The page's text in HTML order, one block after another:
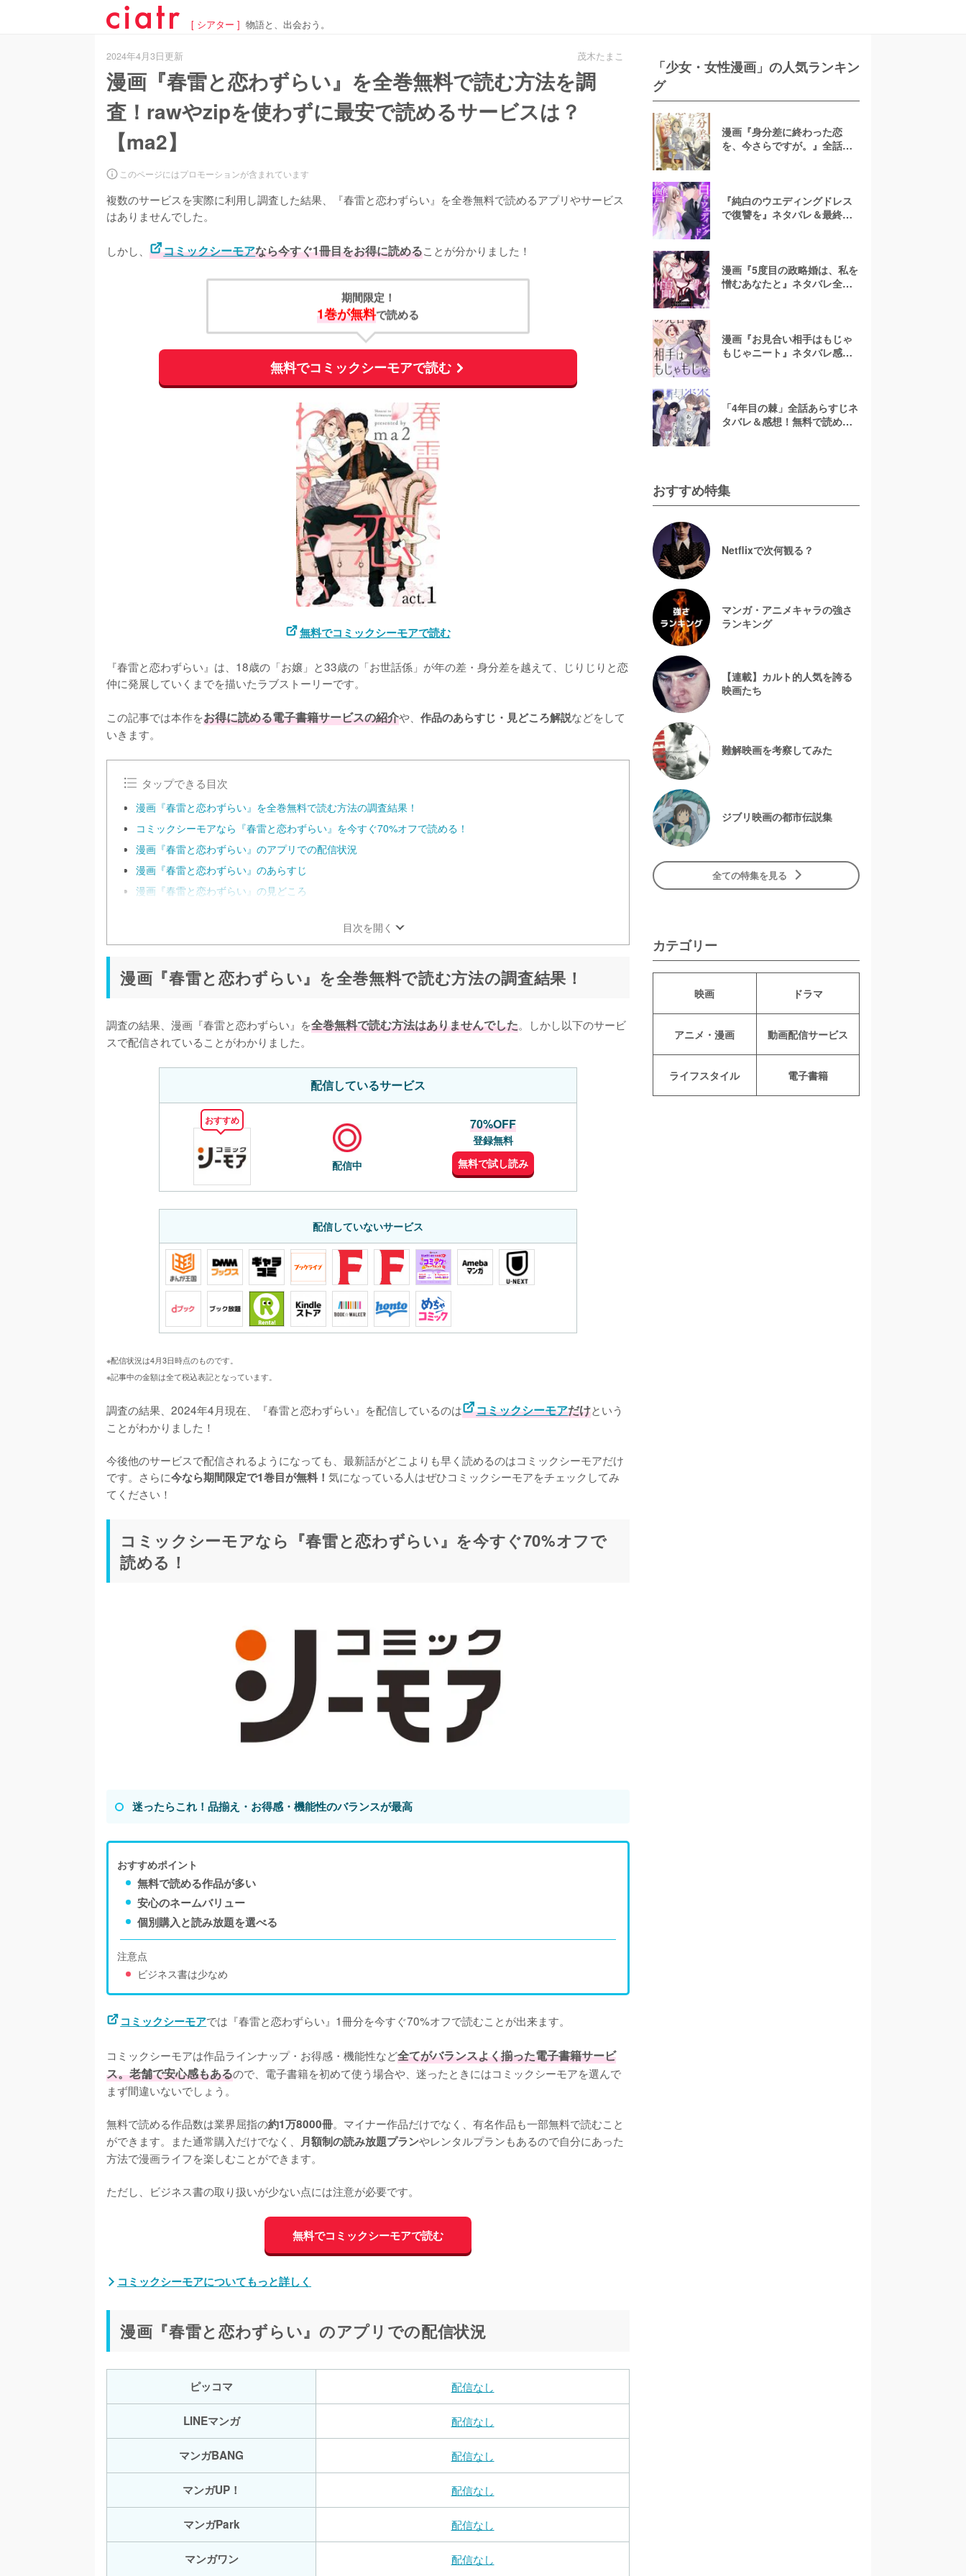
[ シアター ] 物語と、出会おう。
2024年4月3日更新 茂木たまこ
漫画『春雷と恋わずらい』を全巻無料で読む方法を調
査！rawやzipを使わずに最安で読めるサービスは？
【ma2】
このページにはプロモーションが含まれています
複数のサービスを実際に利用し調査した結果、『春雷と恋わずらい』を全巻無料で読めるアプリやサービス
はありませんでした。
しかし、 コミックシーモアなら今すぐ1冊目をお得に読めることが分かりました！
期間限定！
1巻が無料で読める
無料でコミックシーモアで読む
無料でコミックシーモアで読む
『春雷と恋わずらい』は、18歳の「お嬢」と33歳の「お世話係」が年の差・身分差を越えて、じりじりと恋
仲に発展していくまでを描いたラブストーリーです。
この記事では本作をお得に読める電子書籍サービスの紹介や、 作品のあらすじ・見どころ解説などをして
いきます。
タップできる目次
漫画『春雷と恋わずらい』を全巻無料で読む方法の調査結果！
コミックシーモアなら『春雷と恋わずらい』を今すぐ70%オフで読める！
漫画『春雷と恋わずらい』のアプリでの配信状況
漫画『春雷と恋わずらい』のあらすじ
漫画『春雷と恋わずらい』の見どころ
目次を開く
漫画『春雷と恋わずらい』を全巻無料で読む方法の調査結果！
調査の結果、漫画『春雷と恋わずらい』を全巻無料で読む方法はありませんでした。しかし以下のサービ
スで配信されていることがわかりました。
配信しているサービス
おすすめ
配信中
70%OFF
登録無料
無料で試し読み
配信していないサービス
※配信状況は4月3日時点のものです。
※記事中の金額は全て税込表記となっています。
調査の結果、2024年4月現在、『春雷と恋わずらい』を配信しているのは コミックシーモアだけという
ことがわかりました！
今後他のサービスで配信されるようになっても、最新話がどこよりも早く読めるのはコミックシーモアだけ
です。さらに今なら期間限定で1巻目が無料！ 気になっている人はぜひコミックシーモアをチェックしてみ
てください！
コミックシーモアなら『春雷と恋わずらい』を今すぐ70%オフで
読める！
迷ったらこれ！品揃え・お得感・機能性のバランスが最高
おすすめポイント
無料で読める作品が多い
安心のネームバリュー
個別購入と読み放題を選べる
注意点
ビジネス書は少なめ
コミックシーモアでは『春雷と恋わずらい』1冊分を今すぐ70%オフで読むことが出来ます。
コミックシーモアは作品ラインナップ・お得感・機能性など全てがバランスよく揃った電子書籍サービ
ス。老舗で安心感もあるので、電子書籍を初めて使う場合や、迷ったときにはコミックシーモアを選んで
まず間違いないでしょう。
無料で読める作品数は業界屈指の約1万8000冊。マイナー作品だけでなく、有名作品も一部無料で読むこと
ができます。また通常購入だけでなく、 月額制の読み放題プランやレンタルプランもあるので自分にあった
方法で漫画ライフを楽しむことができます。
ただし、ビジネス書の取り扱いが少ない点には注意が必要です。
無料でコミックシーモアで読む
コミックシーモアについてもっと詳しく
漫画『春雷と恋わずらい』のアプリでの配信状況
ピッコマ 配信なし
LINEマンガ 配信なし
マンガBANG 配信なし
マンガUP！ 配信なし
マンガPark 配信なし
マンガワン 配信なし
「少女・女性漫画」の人気ランキン
グ
漫画『身分差に終わった恋
を、今さらですが。』全話ネ
『純白のウエディングドレス
で復讐を』ネタバレ＆最終回
漫画『5度目の政略婚は、私を
憎むあなたと』ネタバレ全話
漫画『お見合い相手はもじゃ
もじゃニート』ネタバレ感
「4年目の棘」全話あらすじネ
タバレ＆感想！無料で読め
おすすめ特集
Netflixで次何観る？
マンガ・アニメキャラの強さ
ランキング
【連載】カルト的人気を誇る
映画たち
難解映画を考察してみた
ジブリ映画の都市伝説集
全ての特集を見る
カテゴリー
映画 ドラマ
アニメ・漫画 動画配信サービス
ライフスタイル 電子書籍